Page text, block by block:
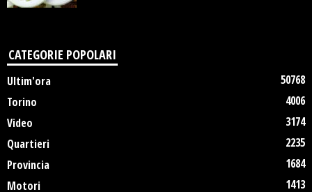
CATEGORIE POPOLARI
Ultim'ora
50768
Torino
4006
Video
3174
Quartieri
2235
Provincia
1684
Motori
1413